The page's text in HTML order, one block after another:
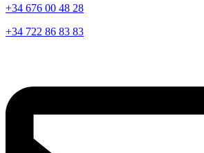
+34 676 00 48 28
+34 722 86 83 83